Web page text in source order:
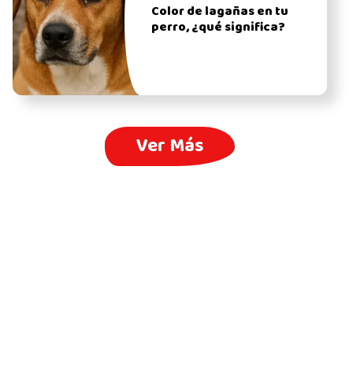
Color de lagañas en tu
perro, ¿qué significa?
Ver Más